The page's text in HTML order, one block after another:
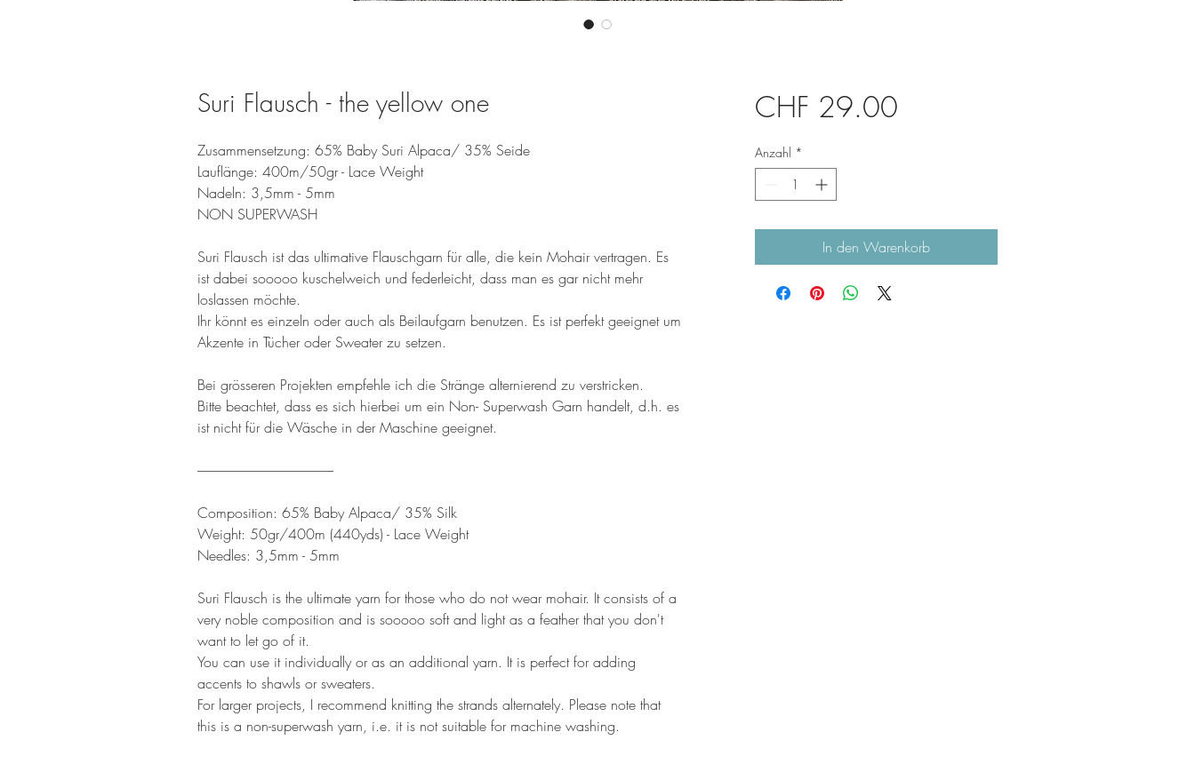
Suri Flausch - the yellow one
Zusammensetzung: 65% Baby Suri Alpaca/ 35% Seide
Lauflänge: 400m/50gr - Lace Weight
Nadeln: 3,5mm - 5mm
NON SUPERWASH
Suri Flausch ist das ultimative Flauschgarn für alle, die kein Mohair vertragen. Es
ist dabei sooooo kuschelweich und federleicht, dass man es gar nicht mehr
loslassen möchte.
Ihr könnt es einzeln oder auch als Beilaufgarn benutzen. Es ist perfekt geeignet um
Akzente in Tücher oder Sweater zu setzen.
Bei grösseren Projekten empfehle ich die Stränge alternierend zu verstricken.
Bitte beachtet, dass es sich hierbei um ein Non- Superwash Garn handelt, d.h. es
ist nicht für die Wäsche in der Maschine geeignet.
---------------------------------------------------
Composition: 65% Baby Alpaca/ 35% Silk
Weight: 50gr/400m (440yds) - Lace Weight
Needles: 3,5mm - 5mm
Suri Flausch is the ultimate yarn for those who do not wear mohair. It consists of a
very noble composition and is sooooo soft and light as a feather that you don't
want to let go of it.
You can use it individually or as an additional yarn. It is perfect for adding
accents to shawls or sweaters.
For larger projects, I recommend knitting the strands alternately. Please note that
this is a non-superwash yarn, i.e. it is not suitable for machine washing.
CHF 29.00Preis
Anzahl *
In den Warenkorb